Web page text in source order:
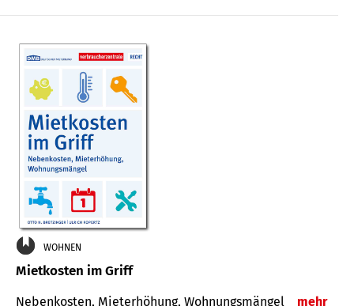
WOHNEN
Mietkosten im Griff
Nebenkosten, Mieterhöhung, Wohnungsmängel mehr